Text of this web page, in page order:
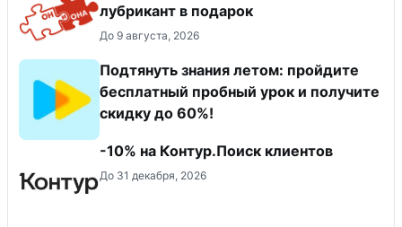
лубрикант в подарок
До 9 августа, 2026
Подтянуть знания летом: пройдите
бесплатный пробный урок и получите
скидку до 60%!
-10% на Контур.Поиск клиентов
До 31 декабря, 2026